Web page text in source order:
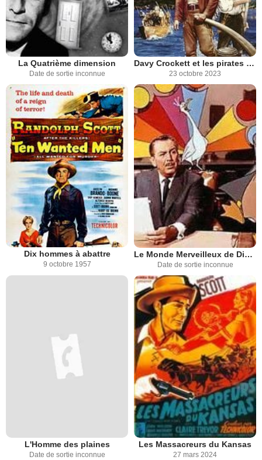
La Quatrième dimension
Date de sortie inconnue
Davy Crockett et les pirates de la rivière
23 octobre 2023
Dix hommes à abattre
9 octobre 1957
Le Monde Merveilleux de Disney
Date de sortie inconnue
L'Homme des plaines
Date de sortie inconnue
Les Massacreurs du Kansas
27 mars 2024